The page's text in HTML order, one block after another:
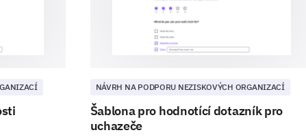
NÁVRH NA PODPORU NEZISKOVÝCH ORGANIZACÍ
Šablona pro hodnotící dotazník pro
uchazeče